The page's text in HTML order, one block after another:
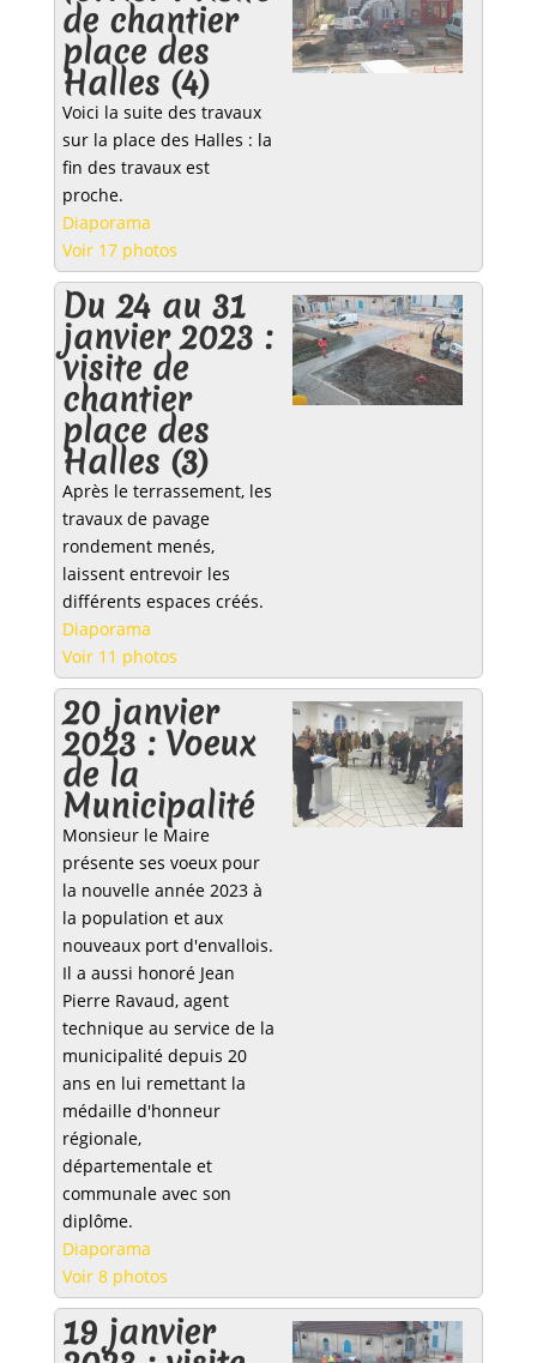
de chantier
place des
Halles (4)
Voici la suite des travaux
sur la place des Halles : la
fin des travaux est
proche.
Diaporama
Voir 17 photos
Du 24 au 31
janvier 2023 :
visite de
chantier
place des
Halles (3)
Après le terrassement, les
travaux de pavage
rondement menés,
laissent entrevoir les
différents espaces créés.
Diaporama
Voir 11 photos
20 janvier
2023 : Voeux
de la
Municipalité
Monsieur le Maire
présente ses voeux pour
la nouvelle année 2023 à
la population et aux
nouveaux port d'envallois.
Il a aussi honoré Jean
Pierre Ravaud, agent
technique au service de la
municipalité depuis 20
ans en lui remettant la
médaille d'honneur
régionale,
départementale et
communale avec son
diplôme.
Diaporama
Voir 8 photos
19 janvier